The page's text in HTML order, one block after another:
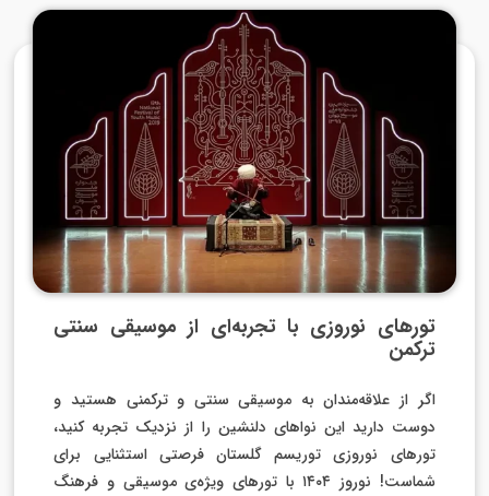
تورهای نوروزی با تجربه‌ای از موسیقی سنتی
ترکمن
اگر از علاقه‌مندان به موسیقی سنتی و ترکمنی هستید و
دوست دارید این نواهای دلنشین را از نزدیک تجربه کنید،
تورهای نوروزی توریسم گلستان فرصتی استثنایی برای
شماست! نوروز ۱۴۰۴ با تورهای ویژه‌ی موسیقی و فرهنگ